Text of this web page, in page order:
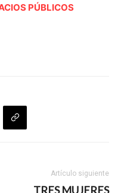
PÚBLICOS
Artículo siguiente
TRES MUJERES